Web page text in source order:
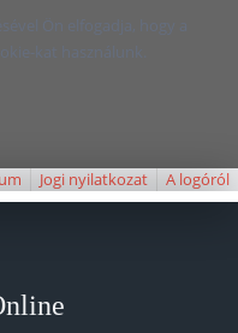
Ön elfogadja, hogy a
kat használunk.
Jogi nyilatkozat A logóról